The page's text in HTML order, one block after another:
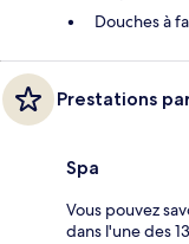
Douches à
Prestations
Spa
Vous pouvez
dans l'une des